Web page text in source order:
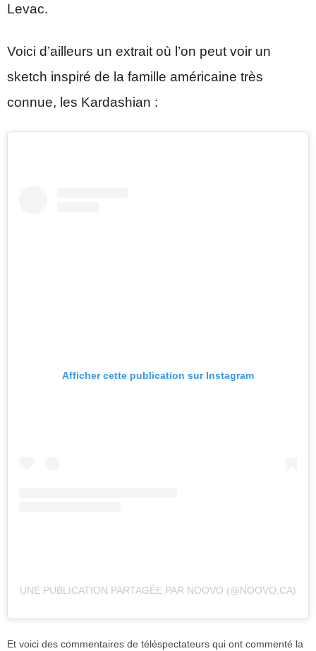
Levac.
Voici d’ailleurs un extrait où l’on peut voir un
sketch inspiré de la famille américaine très
connue, les Kardashian :
Afficher cette publication sur Instagram
UNE PUBLICATION PARTAGÉE PAR NOOVO (@NOOVO.CA)
Et voici des commentaires de téléspectateurs qui ont commenté la